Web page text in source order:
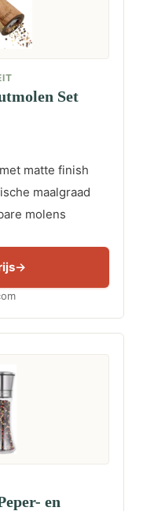
Set
matte finish
maalgraad
molens
en